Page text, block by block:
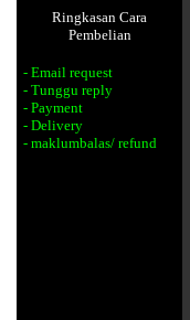
Ringkasan Cara
Pembelian
- Email request
- Tunggu reply
- Payment
- Delivery
- maklumbalas/ refund